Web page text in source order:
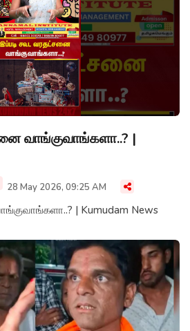
வாங்குவாங்களா..? |
28 May 2026, 09:25 AM
| Kumudam News